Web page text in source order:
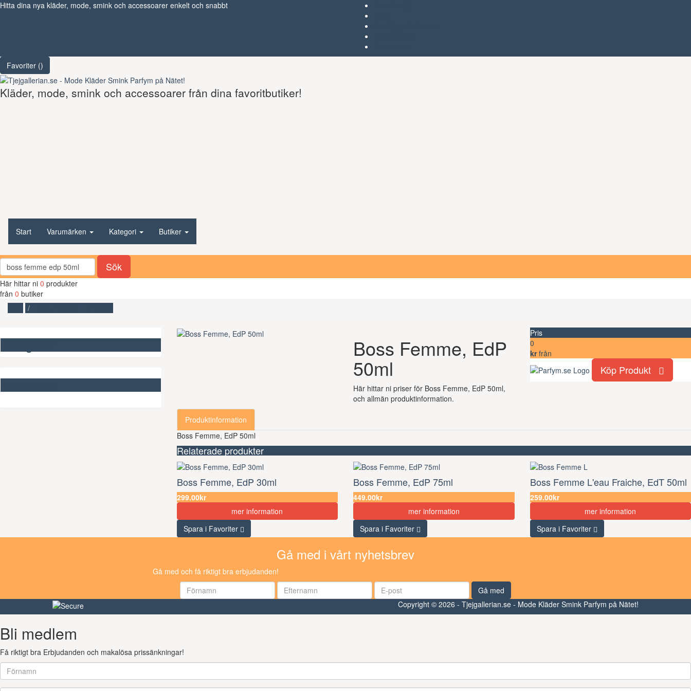
Hitta dina nya kläder, mode, smink och accessoarer enkelt och snabbt
Favoriter ()
Kläder, mode, smink och accessoarer från dina favoritbutiker!
Start Varumärken Kategori Butiker
Sök
Här hittar ni 0 produkter
från 0 butiker
Boss Femme, EdP
50ml
Här hittar ni priser för Boss Femme, EdP 50ml,
och allmän produktinformation.
Pris
0
kr från
Köp Produkt
Produktinformation
Boss Femme, EdP 50ml
Relaterade produkter
Boss Femme, EdP 30ml
299.00kr
mer information
Spara i Favoriter
Boss Femme, EdP 75ml
449.00kr
mer information
Spara i Favoriter
Boss Femme L'eau Fraiche, EdT 50ml
259.00kr
mer information
Spara i Favoriter
Gå med i vårt nyhetsbrev
Gå med och få riktigt bra erbjudanden!
Gå med
Copyright © 2026 - Tjejgallerian.se - Mode Kläder Smink Parfym på Nätet!
Bli medlem
Få riktigt bra Erbjudanden och makalösa prissänkningar!